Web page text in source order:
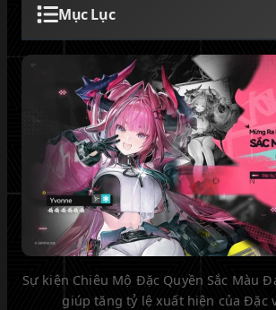
Mục Lục
Sự kiện Chiêu Mộ Đặc Quyền Sắc Màu
giúp tăng tỷ lệ xuất hiện của Đặc